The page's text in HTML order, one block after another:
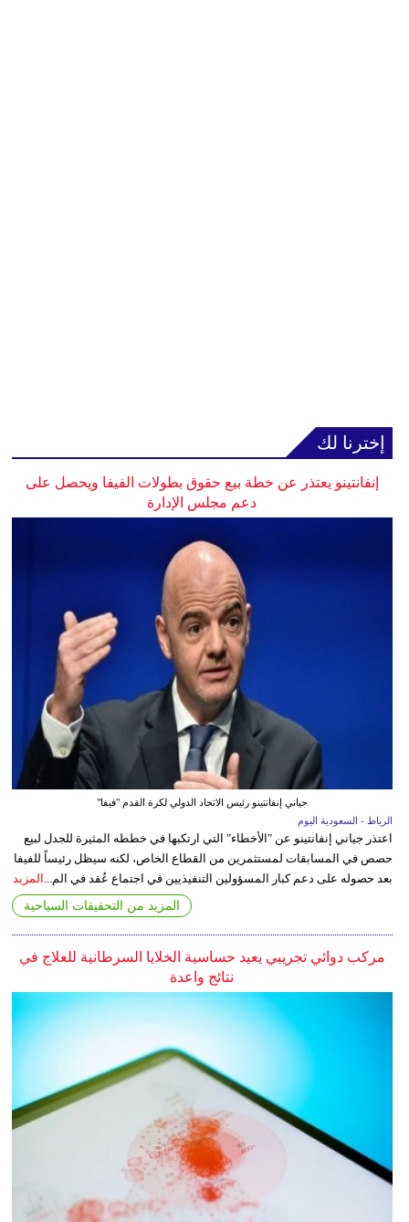
إخترنا لك
إنفانتينو يعتذر عن خطة بيع حقوق بطولات الفيفا ويحصل على
دعم مجلس الإدارة
جياني إنفانتينو رئيس الاتحاد الدولي لكرة القدم "فيفا"
الرباط - السعودية اليوم
اعتذر جياني إنفانتينو عن "الأخطاء" التي ارتكبها في خططه المثيرة للجدل لبيع
حصص في المسابقات لمستثمرين من القطاع الخاص، لكنه سيظل رئيساً للفيفا
بعد حصوله على دعم كبار المسؤولين التنفيذيين في اجتماع عُقد في الم... المزيد
المزيد من التحقيقات السياحية
مركب دوائي تجريبي يعيد حساسية الخلايا السرطانية للعلاج في
نتائج واعدة